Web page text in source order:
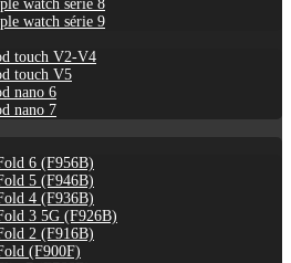
watch série 8
watch série 9
touch V2-V4
touch V5
nano 6
nano 7
6 (F956B)
5 (F946B)
4 (F936B)
3 5G (F926B)
2 (F916B)
(F900F)